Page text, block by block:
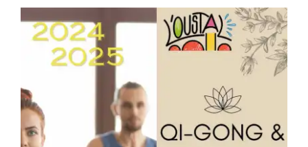
Séniors, Vie locale
Contacts